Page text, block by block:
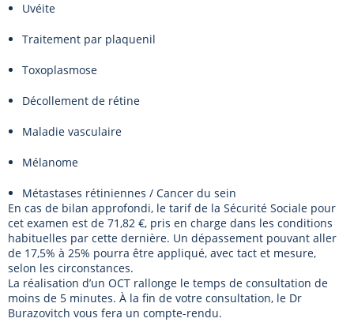
Uvéite
Traitement par plaquenil
Toxoplasmose
Décollement de rétine
Maladie vasculaire
Mélanome
Métastases rétiniennes / Cancer du sein
En cas de bilan approfondi, le tarif de la Sécurité Sociale pour
cet examen est de 71,82 €, pris en charge dans les conditions
habituelles par cette dernière. Un dépassement pouvant aller
de 17,5% à 25% pourra être appliqué, avec tact et mesure,
selon les circonstances.
La réalisation d’un OCT rallonge le temps de consultation de
moins de 5 minutes. À la fin de votre consultation, le Dr
Burazovitch vous fera un compte-rendu.